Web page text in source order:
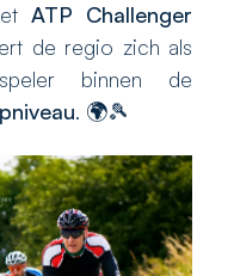
ATP Challenger
de regio zich als
binnen de
. 🌍🎾